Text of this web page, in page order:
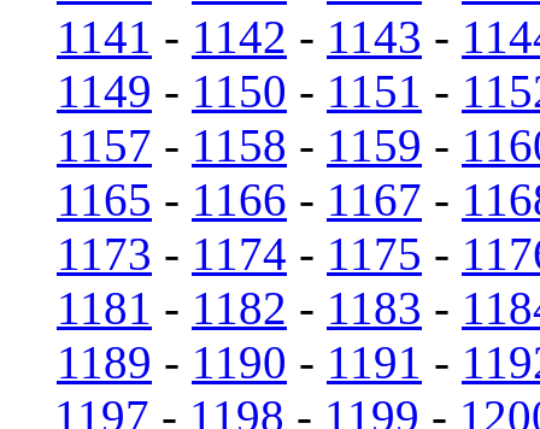
1141 - 1142 - 1143 -
1149 - 1150 - 1151 -
1157 - 1158 - 1159 -
1165 - 1166 - 1167 -
1173 - 1174 - 1175 -
1181 - 1182 - 1183 -
1189 - 1190 - 1191 -
1197 - 1198 - 1199 -